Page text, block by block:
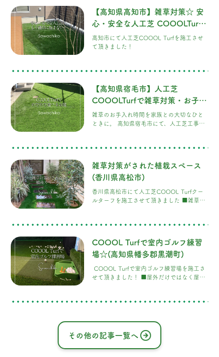
【高知県高知市】雑草対策☆ 安
心・安全な人工芝 COOOLTurf
でもう雑草に悩まされない！
高知市にて人工芝COOOL Turfを施工させ
て頂きました！
【高知県宿毛市】人工芝
COOOLTurfで雑草対策・お子様
も安心の安全のお庭
雑草のお手入れ時間を家族との大切なひと
ときに。 高知県宿毛市にて、人工芝工事の
フ）」を施工 赤い滑り台に、軒から下がる
庭。お子様が安心して思いきり遊べるお庭
づくりのため、庭全面に人工芝
COOOLTurfは、夏でも表面温度が上がりに
くい遮熱性の高い人工芝です。さらに、
雑草対策がされた植栽スペース
(香川県高松市)
香川県高松市にて人工芝COOOL Turfクー
ルターフを施工させて頂きました ■雑草対
川県のお施主さまから施工のご依頼を頂き
わない・静電気がない！など色々な特徴を
もつCOOOL Turfクールターフ
COOOL Turfで室内ゴルフ練習
場☆(高知県幡多郡黒潮町)
COOOL Turfで室内ゴルフ練習場を施工さ
せて頂きました！ ■屋外だけではなく屋内
せて頂きました！
その他の記事一覧へ